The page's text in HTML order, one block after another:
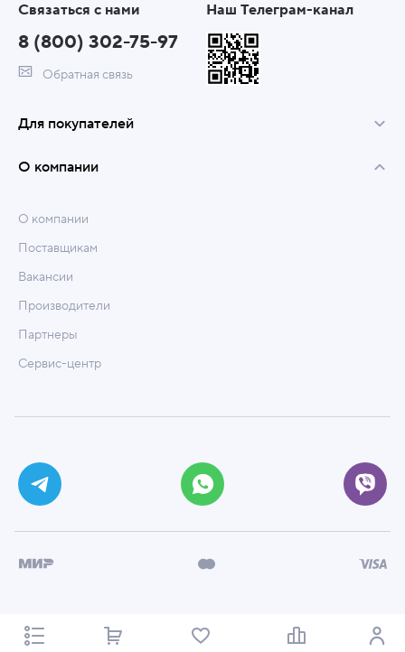
Связаться с нами
8 (800) 302-75-97
Обратная связь
Наш Телеграм-канал
Для покупателей
О компании
О компании
Поставщикам
Вакансии
Производители
Партнеры
Сервис-центр
© ООО «Техмаркет», 2026